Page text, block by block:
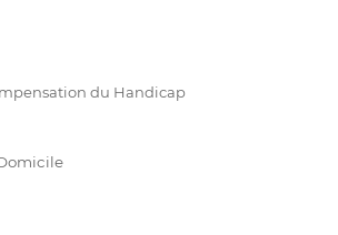
du Handicap